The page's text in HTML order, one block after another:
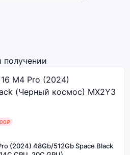
получении
(2024) 48Gb/512Gb Space Black